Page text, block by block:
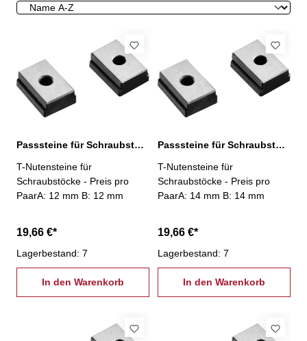
Passsteine für Schraubstöcke, 12/12 mm
T-Nutensteine für
Schraubstöcke - Preis pro
PaarA: 12 mm B: 12 mm
19,66 €*
Lagerbestand: 7
In den Warenkorb
Passsteine für Schraubstöcke, 14/14 mm
T-Nutensteine für
Schraubstöcke - Preis pro
PaarA: 14 mm B: 14 mm
19,66 €*
Lagerbestand: 7
In den Warenkorb